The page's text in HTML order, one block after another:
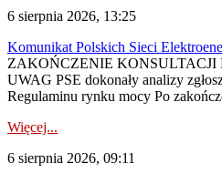
6 sierpnia 2026, 13:25
Komunikat Polskich Sieci
ZAKOŃCZENIE KONSULTACJI
UWAG PSE dokonały analizy
Regulaminu rynku mocy Po
Więcej...
6 sierpnia 2026, 09:11